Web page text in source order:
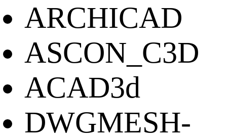
ARCHICAD
ASCON_C3D
ACAD3d
DWGMESH-